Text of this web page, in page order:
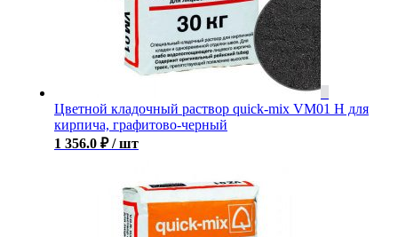
Цветной кладочный раствор quick-mix VM01 H для
кирпича, графитово-черный
1 356.0 ₽ / шт